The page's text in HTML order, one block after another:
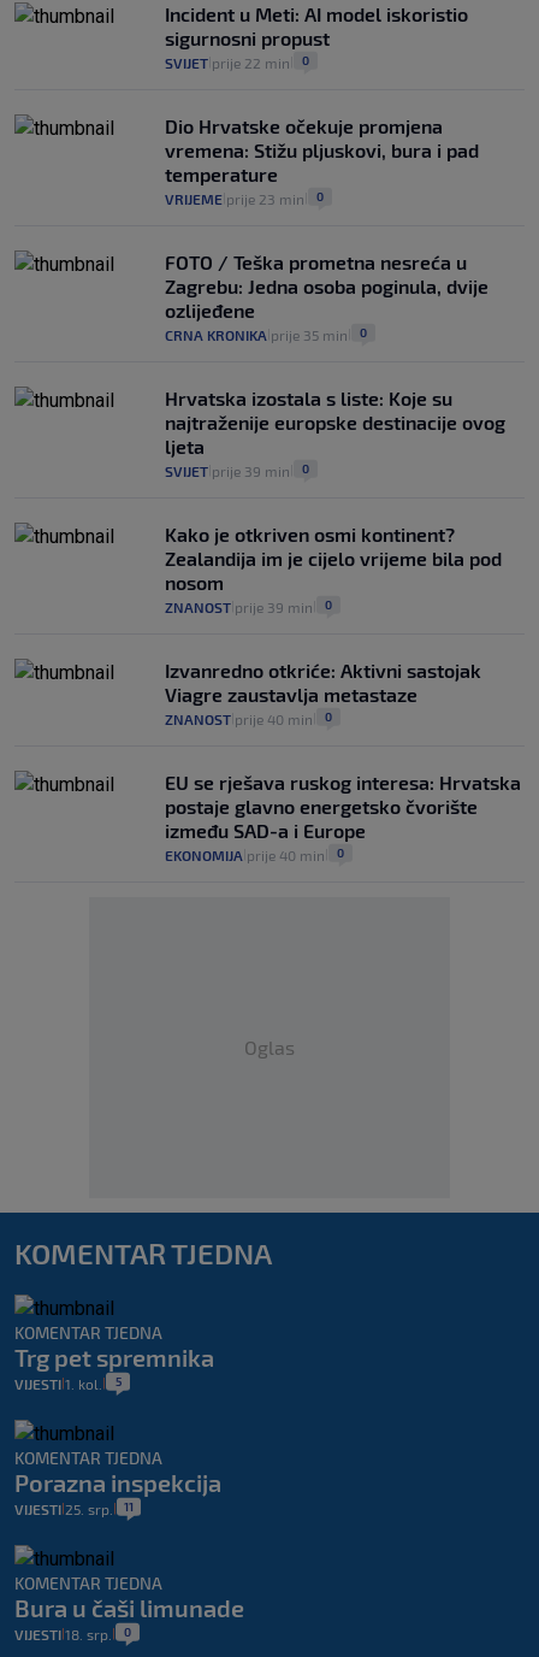
Incident u Meti: AI model iskoristio
sigurnosni propust
SVIJET prije 22 min 0
Dio Hrvatske očekuje promjena
vremena: Stižu pljuskovi, bura i pad
temperature
VRIJEME prije 23 min 0
FOTO / Teška prometna nesreća u
Zagrebu: Jedna osoba poginula, dvije
ozlijeđene
CRNA KRONIKA prije 35 min 0
Hrvatska izostala s liste: Koje su
najtraženije europske destinacije ovog
ljeta
SVIJET prije 39 min 0
Kako je otkriven osmi kontinent?
Zealandija im je cijelo vrijeme bila pod
nosom
ZNANOST prije 39 min 0
Izvanredno otkriće: Aktivni sastojak
Viagre zaustavlja metastaze
ZNANOST prije 40 min 0
EU se rješava ruskog interesa: Hrvatska
postaje glavno energetsko čvorište
između SAD-a i Europe
EKONOMIJA prije 40 min 0
Oglas
KOMENTAR TJEDNA
KOMENTAR TJEDNA
Trg pet spremnika
VIJESTI 1. kol. 5
KOMENTAR TJEDNA
Porazna inspekcija
VIJESTI 25. srp. 11
KOMENTAR TJEDNA
Bura u čaši limunade
VIJESTI 18. srp. 0